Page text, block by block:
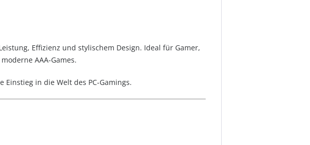
Effizienz und stylischem Design. Ideal für Gamer,
AAA-Games.
in die Welt des PC-Gamings.